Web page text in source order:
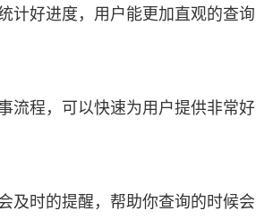
计好进度，用户能更加直观的查询
流程，可以快速为用户提供非常好
及时的提醒，帮助你查询的时候会